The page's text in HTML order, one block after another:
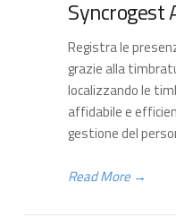
Syncrogest
Registra le
grazie alla
localizzando le
affidabile e
gestione del
Read More →